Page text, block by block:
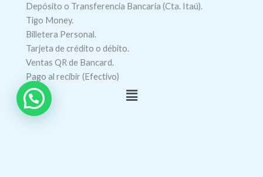
Depósito o Transferencia Bancaria (Cta. Itaú).
Tigo Money.
Billetera Personal.
Tarjeta de crédito o débito.
Ventas QR de Bancard.
Pago al recibir (Efectivo)
Menú